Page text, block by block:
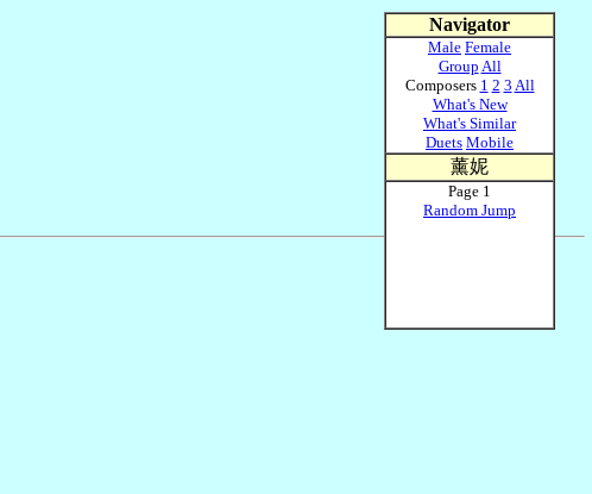
Navigator
Male Female
Group All
Composers 1 2 3 All
What's New
What's Similar
Duets Mobile
薰妮
Page 1
Random Jump